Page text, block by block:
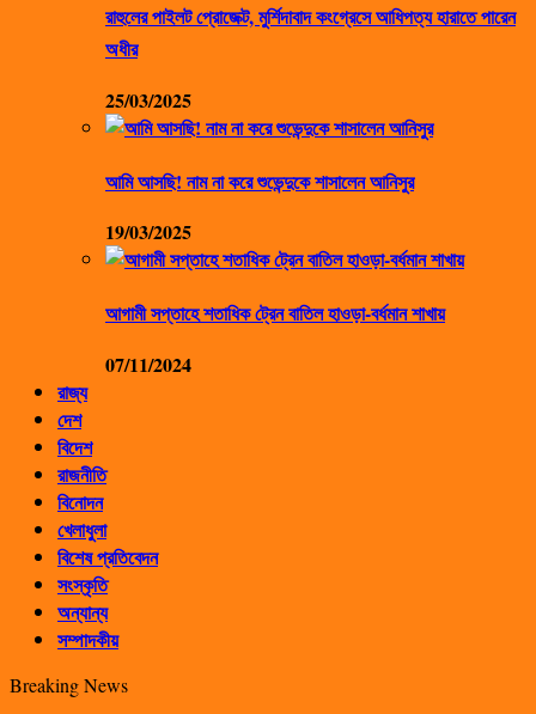
রাহুলের পাইলট প্রোজেক্ট, মুর্শিদাবাদ কংগ্রেসে আধিপত্য হারাতে পারেন
অধীর
25/03/2025
আমি আসছি! নাম না করে শুভেন্দুকে শাসালেন আনিসুর
19/03/2025
আগামী সপ্তাহে শতাধিক ট্রেন বাতিল হাওড়া-বর্ধমান শাখায়
07/11/2024
রাজ্য
দেশ
বিদেশ
রাজনীতি
বিনোদন
খেলাধুলা
বিশেষ প্রতিবেদন
সংস্কৃতি
অন্যান্য
সম্পাদকীয়
Breaking News